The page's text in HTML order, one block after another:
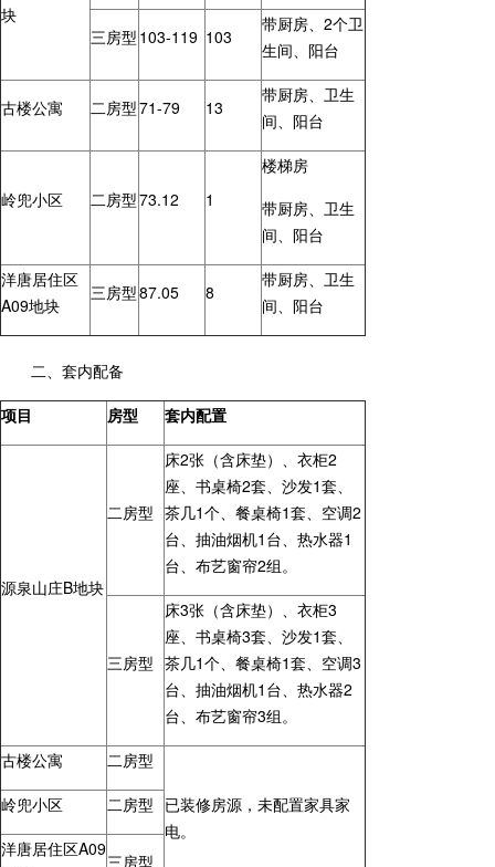
块
三房型 103-119 103
带厨房、2个卫
生间、阳台
古楼公寓 二房型71-79 13
带厨房、卫生
间、阳台
岭兜小区 二房型73.12 1
楼梯房
带厨房、卫生
间、阳台
洋唐居住区
A09地块
三房型87.05 8
带厨房、卫生
间、阳台
二、套内配备
项目
房型 套内配置
源泉山庄B地块
二房型
床2张（含床垫）、衣柜2
座、书桌椅2套、沙发1套、
茶几1个、餐桌椅1套、空调2
台、抽油烟机1台、热水器1
台、布艺窗帘2组。
三房型
床3张（含床垫）、衣柜3
座、书桌椅3套、沙发1套、
茶几1个、餐桌椅1套、空调3
台、抽油烟机1台、热水器2
台、布艺窗帘3组。
古楼公寓
二房型
已装修房源，未配置家具家
电。
岭兜小区
二房型
洋唐居住区A09
三房型